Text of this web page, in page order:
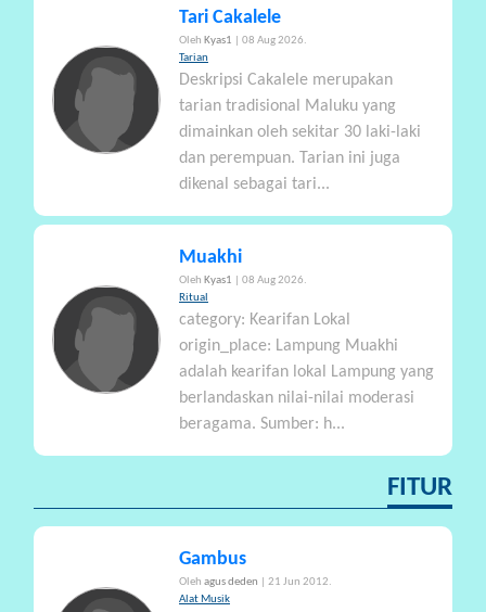
Tari Cakalele
Oleh Kyas1
| 08 Aug 2026.
Tarian
Deskripsi Cakalele merupakan
tarian tradisional Maluku yang
dimainkan oleh sekitar 30 laki-laki
dan perempuan. Tarian ini juga
dikenal sebagai tari...
Muakhi
Oleh Kyas1
| 08 Aug 2026.
Ritual
category: Kearifan Lokal
origin_place: Lampung Muakhi
adalah kearifan lokal Lampung yang
berlandaskan nilai-nilai moderasi
beragama. Sumber: h...
FITUR
Gambus
Oleh agus deden
| 21 Jun 2012.
Alat Musik